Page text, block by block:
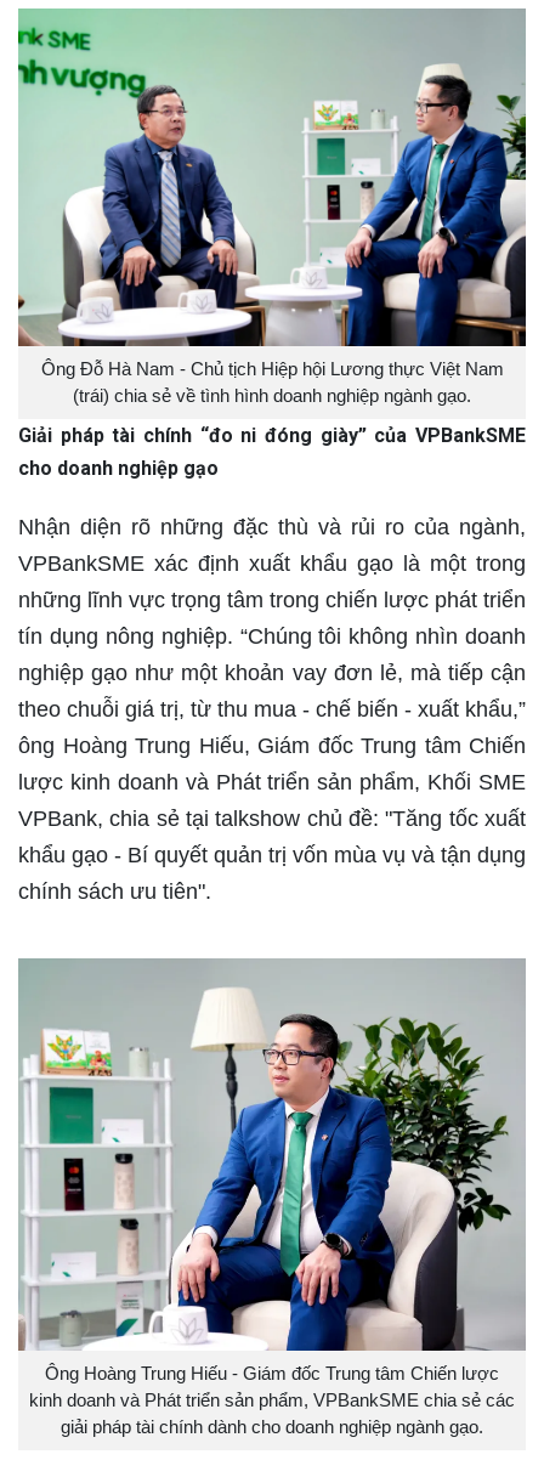
Ông Đỗ Hà Nam - Chủ tịch Hiệp hội Lương thực Việt Nam
(trái) chia sẻ về tình hình doanh nghiệp ngành gạo.
Giải pháp tài chính “đo ni đóng giày” của VPBankSME
cho doanh nghiệp gạo
Nhận diện rõ những đặc thù và rủi ro của ngành,
VPBankSME xác định xuất khẩu gạo là một trong
những lĩnh vực trọng tâm trong chiến lược phát triển
tín dụng nông nghiệp. “Chúng tôi không nhìn doanh
nghiệp gạo như một khoản vay đơn lẻ, mà tiếp cận
theo chuỗi giá trị, từ thu mua - chế biến - xuất khẩu,”
ông Hoàng Trung Hiếu, Giám đốc Trung tâm Chiến
lược kinh doanh và Phát triển sản phẩm, Khối SME
VPBank, chia sẻ tại talkshow chủ đề: "Tăng tốc xuất
khẩu gạo - Bí quyết quản trị vốn mùa vụ và tận dụng
chính sách ưu tiên".
Ông Hoàng Trung Hiếu - Giám đốc Trung tâm Chiến lược
kinh doanh và Phát triển sản phẩm, VPBankSME chia sẻ các
giải pháp tài chính dành cho doanh nghiệp ngành gạo.